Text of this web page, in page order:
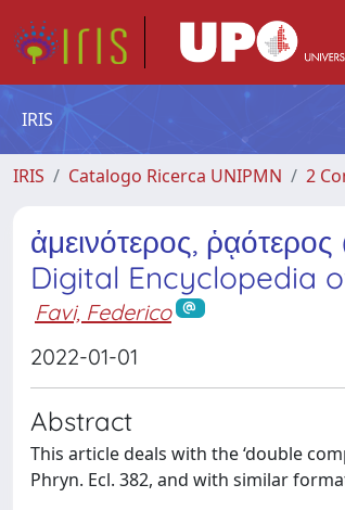
IRIS
IRIS Catalogo Ricerca UNIPMN 2
ἀμεινότερος,
Digital Encyclopedia
Favi, Federico
2022-01-01
Abstract
This article deals with the ‘double
Phryn. Ecl. 382, and with similar